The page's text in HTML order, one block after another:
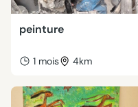
peinture
1 mois 4km